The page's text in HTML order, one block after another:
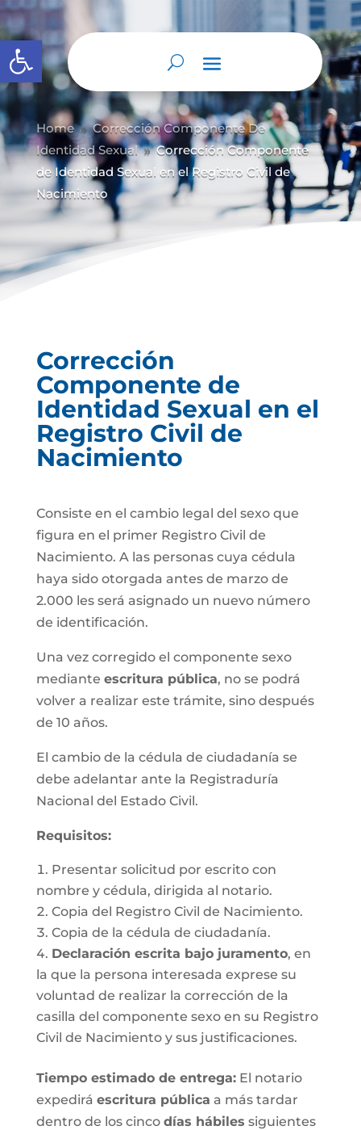
Abrir barra de herramientas
Home 9 Corrección Componente De
Identidad Sexual 9 Corrección Componente
de Identidad Sexual en el Registro Civil de
Nacimiento
Corrección
Componente de
Identidad Sexual en el
Registro Civil de
Nacimiento
Consiste en el cambio legal del sexo que
figura en el primer Registro Civil de
Nacimiento. A las personas cuya cédula
haya sido otorgada antes de marzo de
2.000 les será asignado un nuevo número
de identificación.
Una vez corregido el componente sexo
mediante escritura pública, no se podrá
volver a realizar este trámite, sino después
de 10 años.
El cambio de la cédula de ciudadanía se
debe adelantar ante la Registraduría
Nacional del Estado Civil.
Requisitos:
Presentar solicitud por escrito con
nombre y cédula, dirigida al notario.
Copia del Registro Civil de Nacimiento.
Copia de la cédula de ciudadanía.
Declaración escrita bajo juramento, en
la que la persona interesada exprese su
voluntad de realizar la corrección de la
casilla del componente sexo en su Registro
Civil de Nacimiento y sus justificaciones.
Tiempo estimado de entrega:El notario
expedirá escritura pública a más tardar
dentro de los cinco días hábiles siguientes